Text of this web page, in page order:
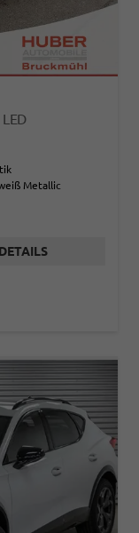
Metallic
DETAILS